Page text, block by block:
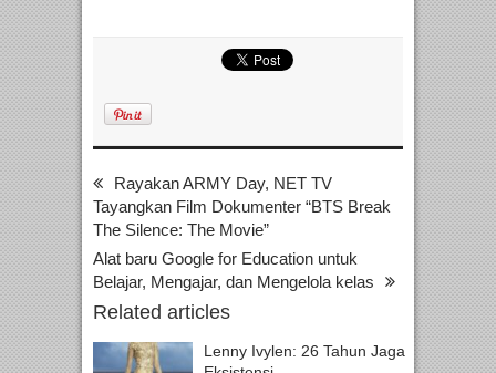
Rayakan ARMY Day, NET TV
Tayangkan Film Dokumenter “BTS Break
The Silence: The Movie”
Alat baru Google for Education untuk
Belajar, Mengajar, dan Mengelola kelas
Related articles
Lenny Ivylen: 26 Tahun Jaga